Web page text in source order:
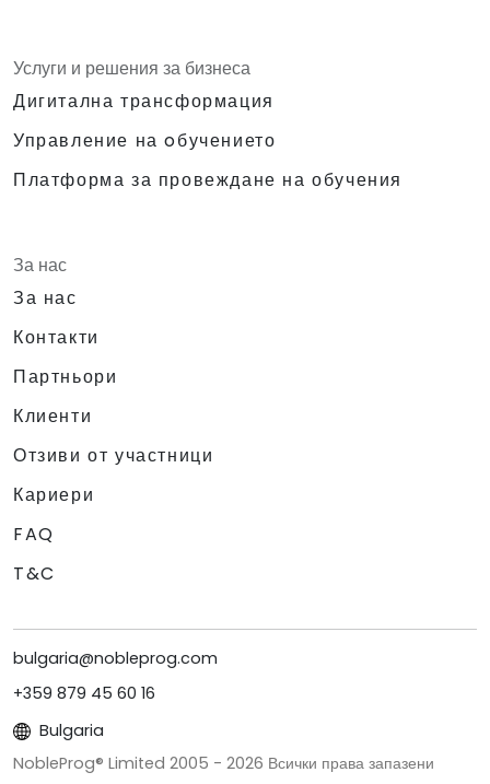
Услуги и решения за бизнеса
Дигитална трансформация
Управление на oбучението
Платформа за провеждане на обучения
За нас
За нас
Контакти
Партньори
Клиенти
Отзиви от участници
Кариери
FAQ
T&C
bulgaria@nobleprog.com
+359 879 45 60 16
Bulgaria
NobleProg® Limited 2005 - 2026 Всички права запазени